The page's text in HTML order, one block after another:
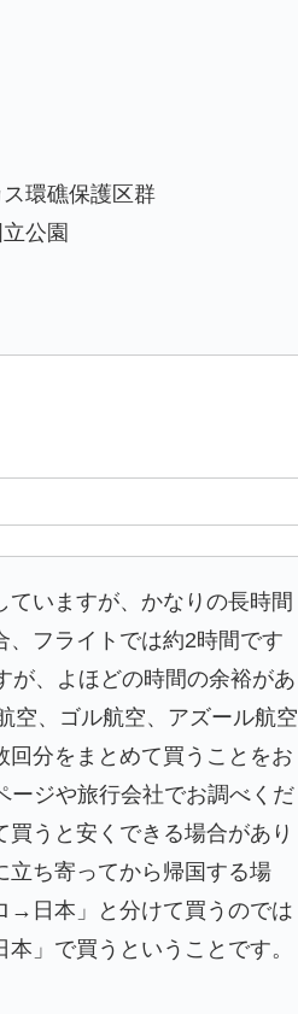
環礁保護区群
公園
いますが、かなりの長時間
、フライトでは約2時間です
が、よほどの時間の余裕があ
空、ゴル航空、アズール航空
分をまとめて買うことをお
ージや旅行会社でお調べくだ
うと安くできる場合があり
立ち寄ってから帰国する場
→日本」と分けて買うのでは
」で買うということです。